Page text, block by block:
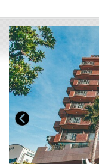
※アルコールは《18：
【領収書ポリシー】
◎領収・明細書には部屋
◎事前決済、後日請求な